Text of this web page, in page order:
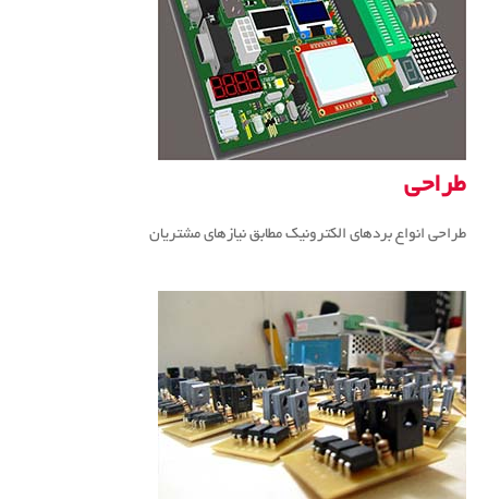
طراحی
طراحی انواع بردهای الکترونیک مطابق نیازهای مشتریان